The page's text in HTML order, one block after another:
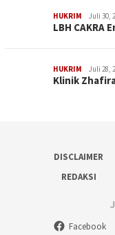
HUKRIM Juli 30,
LBH CAKRA
HUKRIM Juli 28,
Klinik
DISCLAIMER
REDAKSI
Facebook